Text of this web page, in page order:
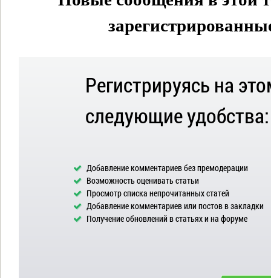
Регистрируясь на
следующие удобства:
Добавление комментариев без премодерации
Возможность оценивать статьи
Просмотр списка непрочитанных статей
Добавление комментариев или постов в закладки
Получение обновлений в статьях и на форуме